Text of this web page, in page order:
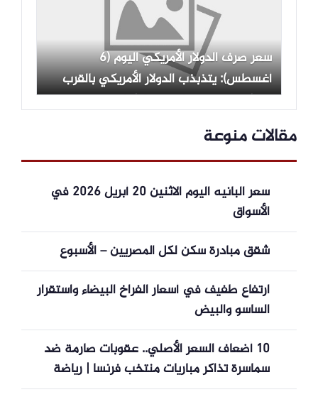
سعر صرف الدولار الأمريكي اليوم (6
أغسطس): يتذبذب الدولار الأمريكي بالقرب
من أدنى مستوى له في 6 أسابيع.
مقالات منوعة
سعر البانيه اليوم الاثنين 20 أبريل 2026 في
الأسواق
شقق مبادرة سكن لكل المصريين – الأسبوع
ارتفاع طفيف في أسعار الفراخ البيضاء واستقرار
الساسو والبيض
10 أضعاف السعر الأصلي.. عقوبات صارمة ضد
سماسرة تذاكر مباريات منتخب فرنسا | رياضة